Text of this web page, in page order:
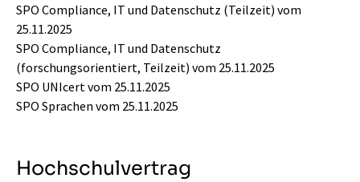
SPO Compliance, IT und Datenschutz (Teilzeit) vom
25.11.2025
SPO Compliance, IT und Datenschutz
(forschungsorientiert, Teilzeit) vom 25.11.2025
SPO UNIcert vom 25.11.2025
SPO Sprachen vom 25.11.2025
Hochschulvertrag